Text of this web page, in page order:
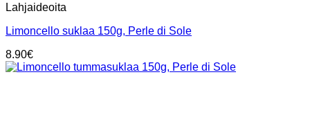
Lahjaideoita
Limoncello suklaa 150g, Perle di Sole
8.90€